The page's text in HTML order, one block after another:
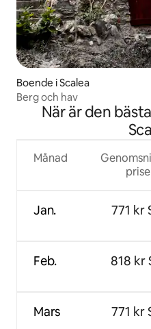
Boende i Scalea
Berg och hav
När är den
Månad
Jan.
Feb.
Mars
771 kr
818 kr
771 kr